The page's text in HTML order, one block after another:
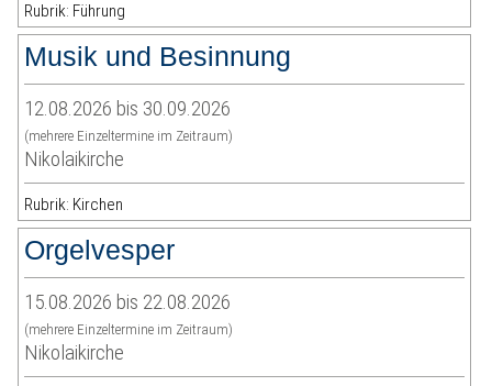
Rubrik: Führung
Musik und Besinnung
12.08.2026 bis 30.09.2026
(mehrere Einzeltermine im Zeitraum)
Nikolaikirche
Rubrik: Kirchen
Orgelvesper
15.08.2026 bis 22.08.2026
(mehrere Einzeltermine im Zeitraum)
Nikolaikirche